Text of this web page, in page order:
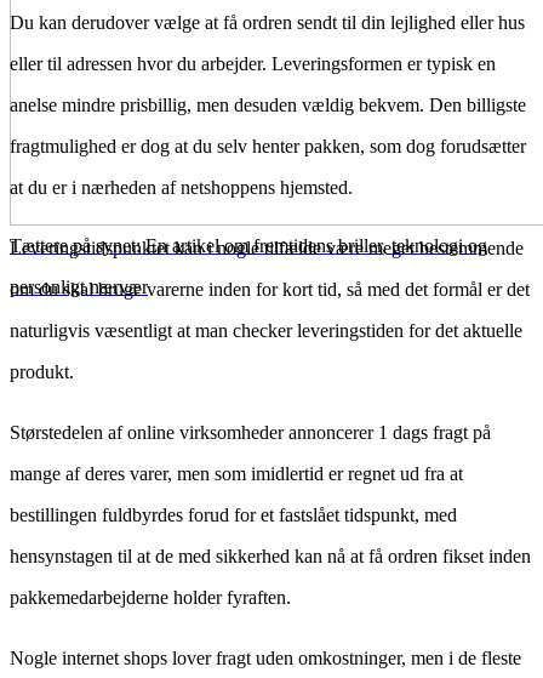
Tættere på synet: En artikel om fremtidens briller, teknologi og
personligt nærvær
Du kan derudover vælge at få ordren sendt til din lejlighed eller hus
eller til adressen hvor du arbejder. Leveringsformen er typisk en
anelse mindre prisbillig, men desuden vældig bekvem. Den billigste
fragtmulighed er dog at du selv henter pakken, som dog forudsætter
at du er i nærheden af netshoppens hjemsted.
Leveringstidspunktet kan i nogle tilfælde være meget bestemmende
om du skal bruge varerne inden for kort tid, så med det formål er det
naturligvis væsentligt at man checker leveringstiden for det aktuelle
produkt.
Størstedelen af online virksomheder annoncerer 1 dags fragt på
mange af deres varer, men som imidlertid er regnet ud fra at
bestillingen fuldbyrdes forud for et fastslået tidspunkt, med
hensynstagen til at de med sikkerhed kan nå at få ordren fikset inden
pakkemedarbejderne holder fyraften.
Nogle internet shops lover fragt uden omkostninger, men i de fleste